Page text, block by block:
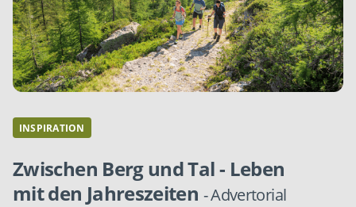
INSPIRATION
Zwischen Berg und Tal - Leben
mit den Jahreszeiten - Advertorial